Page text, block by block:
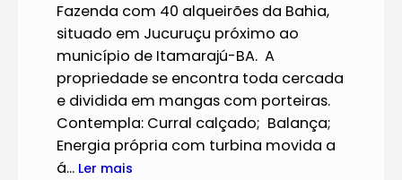
Fazenda com 40 alqueirões da Bahia,
situado em Jucuruçu próximo ao
município de Itamarajú-BA. A
propriedade se encontra toda cercada
e dividida em mangas com porteiras.
Contempla: Curral calçado; Balança;
Energia própria com turbina movida a
á... Ler mais